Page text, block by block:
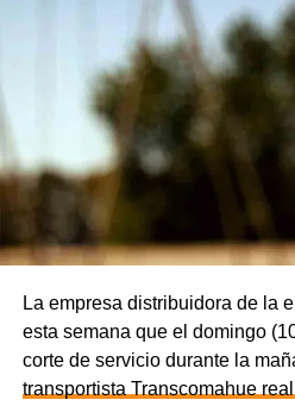
La empresa distribuidora de la
esta semana que el domingo
corte de servicio durante la
transportista Transcomahue